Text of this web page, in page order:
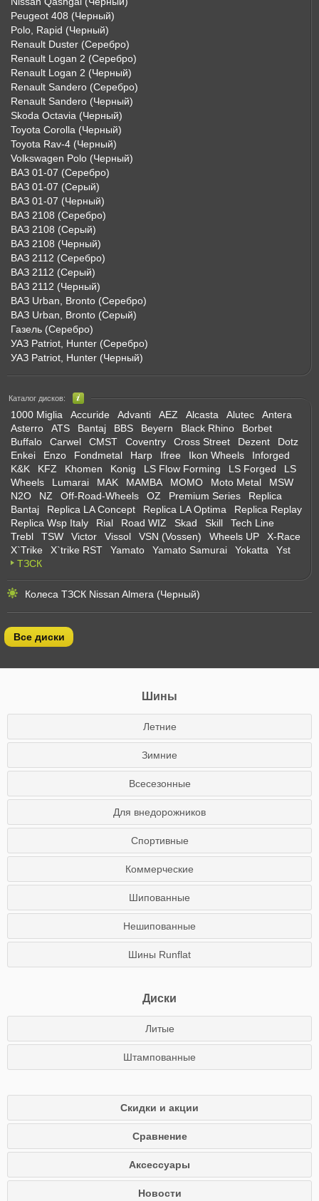
Peugeot 408 (Черный)
Polo, Rapid (Черный)
Renault Duster (Серебро)
Renault Logan 2 (Серебро)
Renault Logan 2 (Черный)
Renault Sandero (Серебро)
Renault Sandero (Черный)
Skoda Octavia (Черный)
Toyota Corolla (Черный)
Toyota Rav-4 (Черный)
Volkswagen Polo (Черный)
ВАЗ 01-07 (Серебро)
ВАЗ 01-07 (Серый)
ВАЗ 01-07 (Черный)
ВАЗ 2108 (Серебро)
ВАЗ 2108 (Серый)
ВАЗ 2108 (Черный)
ВАЗ 2112 (Серебро)
ВАЗ 2112 (Серый)
ВАЗ 2112 (Черный)
ВАЗ Urban, Bronto (Серебро)
ВАЗ Urban, Bronto (Серый)
Газель (Серебро)
УАЗ Patriot, Hunter (Серебро)
УАЗ Patriot, Hunter (Черный)
Каталог дисков:
1000 Miglia Accuride Advanti AEZ Alcasta Alutec
Antera
Asterro
ATS Bantaj BBS Beyern Black Rhino
Borbet
Buffalo
Carwel CMST Coventry Cross Street Dezent
Dotz
Enkei
Enzo Fondmetal Harp Ifree Ikon Wheels
Inforged
K&K
KFZ Khomen Konig LS Flow Forming LS Forged
LS
Wheels
Lumarai MAK MAMBA MOMO Moto Metal
MSW
N2O
NZ Off-Road-Wheels OZ Premium Series
Replica
Bantaj
Replica LA Concept Replica LA Optima
Replica Replay
Replica Wsp Italy
Rial Road WIZ Skad Skill
Tech Line
Trebl
TSW Victor Vissol VSN (Vossen) Wheels UP
X-Race
X`Trike
X`trike RST Yamato Yamato Samurai Yokatta
Yst
ТЗСК
Колеса ТЗСК Nissan Almera (Черный)
Все диски
Шины
Летние
Зимние
Всесезонные
Для внедорожников
Спортивные
Коммерческие
Шипованные
Нешипованные
Шины Runflat
Диски
Литые
Штампованные
Скидки и акции
Сравнение
Аксессуары
Новости